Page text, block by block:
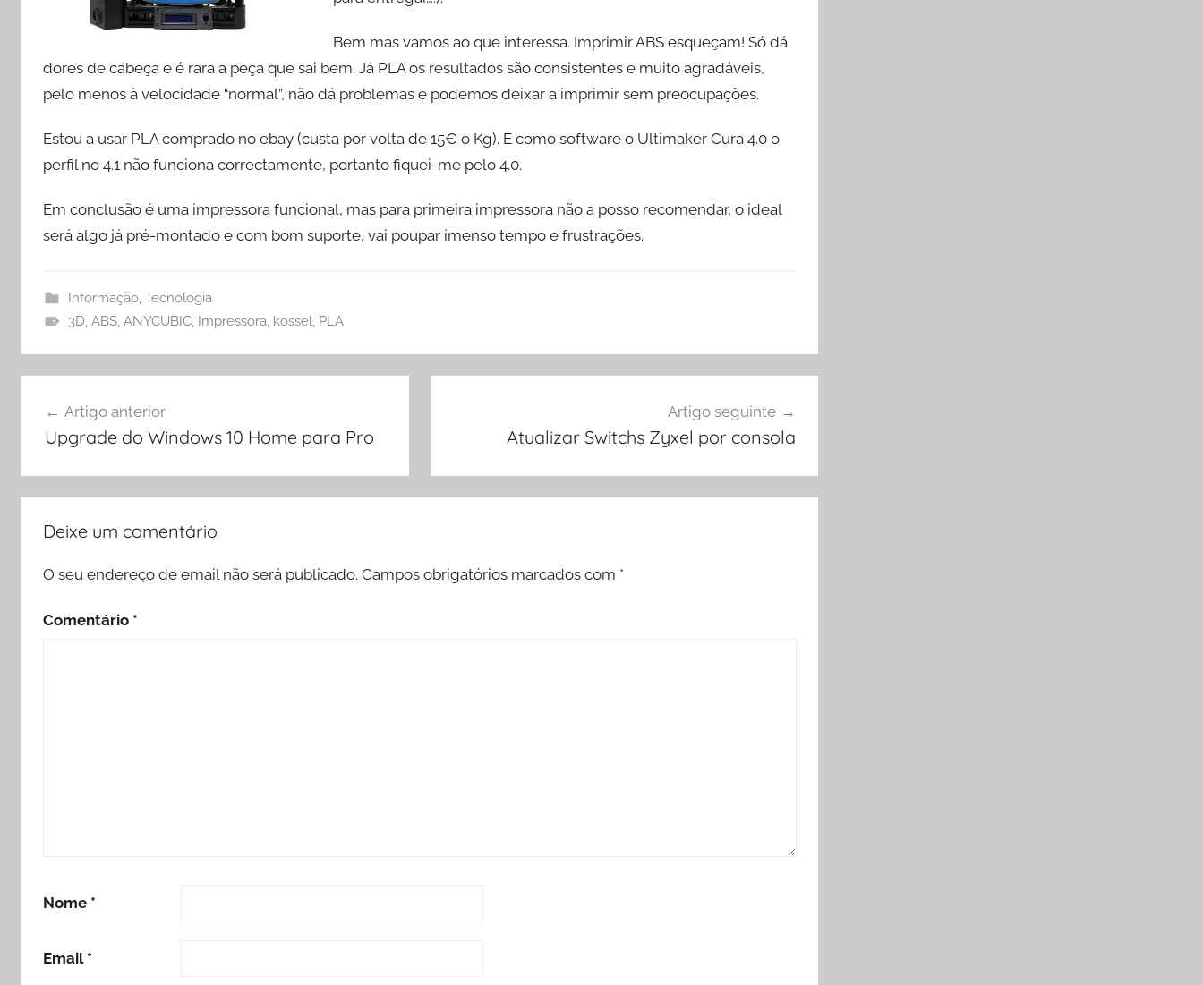
Bem mas vamos ao que interessa. Imprimir ABS esqueçam! Só dá
dores de cabeça e é rara a peça que sai bem. Já PLA os resultados são consistentes e muito agradáveis,
pelo menos à velocidade “normal”, não dá problemas e podemos deixar a imprimir sem preocupações.
Estou a usar PLA comprado no ebay (custa por volta de 15€ o Kg). E como software o Ultimaker Cura 4.0 o
perfil no 4.1 não funciona correctamente, portanto fiquei-me pelo 4.0.
Em conclusão é uma impressora funcional, mas para primeira impressora não a posso recomendar, o ideal
será algo já pré-montado e com bom suporte, vai poupar imenso tempo e frustrações.
Informação, Tecnologia
3D, ABS, ANYCUBIC, Impressora, kossel, PLA
de
artigos
Artigo anterior
Upgrade do Windows 10 Home para Pro
Artigo seguinte
Atualizar Switchs Zyxel por consola
Deixe um comentário
O seu endereço de email não será publicado. Campos obrigatórios marcados com *
Comentário *
Nome *
Email *